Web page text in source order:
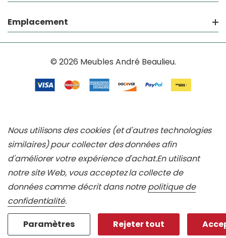
Emplacement
© 2026 Meubles André Beaulieu.
Nous utilisons des cookies (et d'autres technologies
similaires) pour collecter des données afin
d'améliorer votre expérience d'achat.En utilisant
notre site Web, vous acceptez la collecte de
données comme décrit dans notrepolitique de
confidentialité.
Paramètres
Rejeter tout